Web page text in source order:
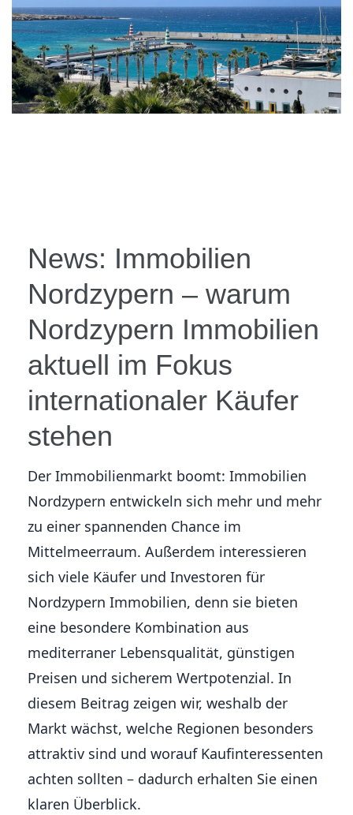
News
Kontakt
News: Immobilien
Nordzypern – warum
Nordzypern Immobilien
aktuell im Fokus
internationaler Käufer
stehen
Der Immobilienmarkt boomt: Immobilien
Nordzypern entwickeln sich mehr und mehr
zu einer spannenden Chance im
Mittelmeerraum. Außerdem interessieren
sich viele Käufer und Investoren für
Nordzypern Immobilien, denn sie bieten
eine besondere Kombination aus
mediterraner Lebensqualität, günstigen
Preisen und sicherem Wertpotenzial. In
diesem Beitrag zeigen wir, weshalb der
Markt wächst, welche Regionen besonders
attraktiv sind und worauf Kaufinteressenten
achten sollten – dadurch erhalten Sie einen
klaren Überblick.